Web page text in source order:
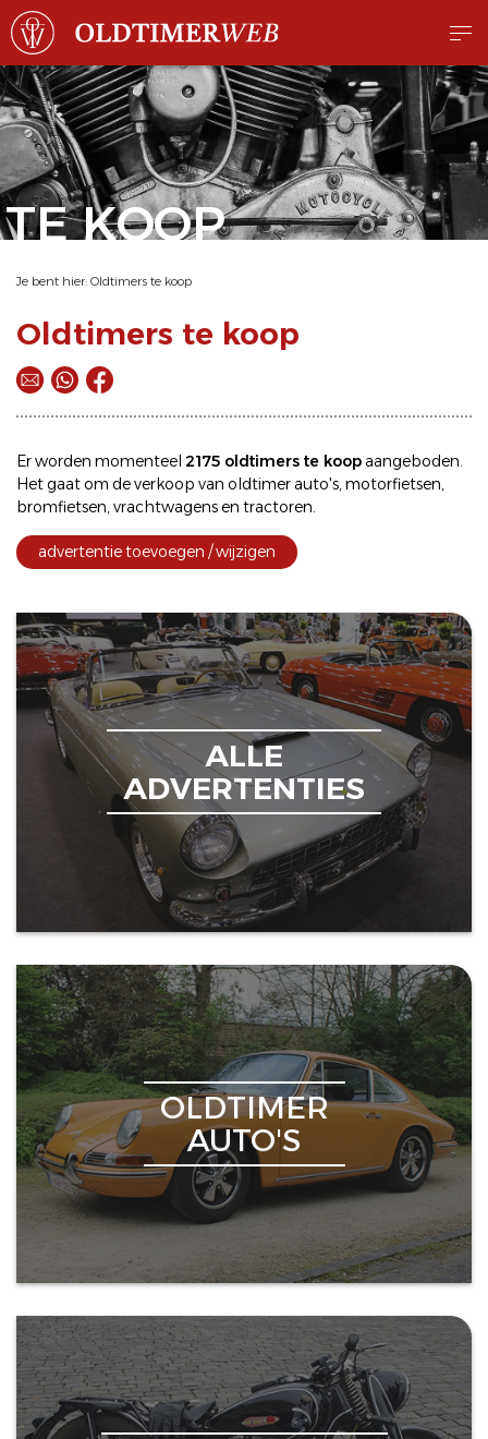
TE KOOP
Je bent hier: Oldtimers te koop
Oldtimers te koop
Er worden momenteel 2175 oldtimers te koopaangeboden.
Het gaat om deverkoop van oldtimerauto's,motorfietsen,
bromfietsen,vrachtwagens en tractoren.
advertentie toevoegen / wijzigen
ALLE
ADVERTENTIES
OLDTIMER
AUTO'S